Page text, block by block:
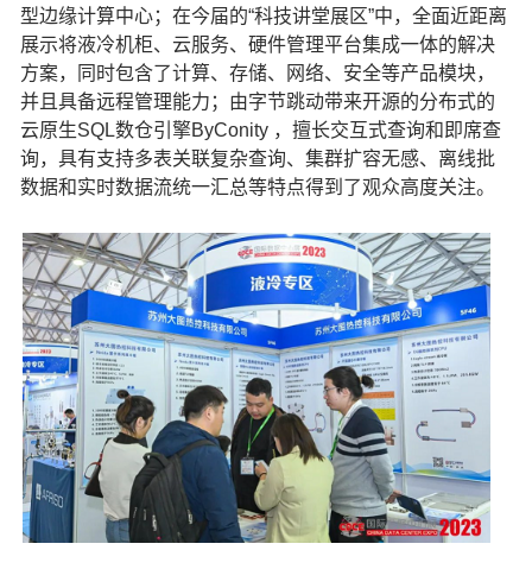
型边缘计算中心；在今届的“科技讲堂展区”中，全面近距离
展示将液冷机柜、云服务、硬件管理平台集成一体的解决
方案，同时包含了计算、存储、网络、安全等产品模块，
并且具备远程管理能力；由字节跳动带来开源的分布式的
云原生SQL数仓引擎ByConity ，擅长交互式查询和即席查
询，具有支持多表关联复杂查询、集群扩容无感、离线批
数据和实时数据流统一汇总等特点得到了观众高度关注。